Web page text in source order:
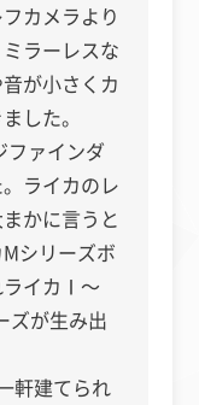
カメラより
ラーレスな
が小さくカ
した。
ファインダ
ライカのレ
かに言うと
シリーズボ
ライカⅠ～
ズが生み出
軒建てられ